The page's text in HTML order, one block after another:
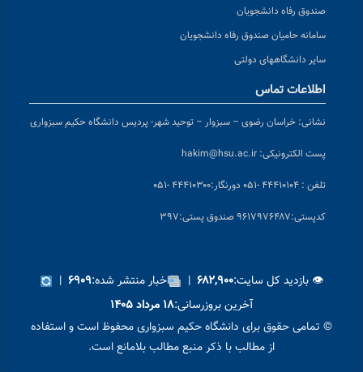
صندوق رفاه دانشجویان
سامانه حامیان صندوق رفاه دانشجویان
سایر دانشگاههای دولتی
اطلاعات تماس
نشانی: خراسان رضوی – سبزوار – توحید شهر- پردیس دانشگاه حکیم سبزواری
پست الکترونیکی: hakim@hsu.ac.ir
تلفن : ۴۴۴۱۰۱۰۴ -۰۵۱ دورنگار:۴۴۴۱۰۳۰۰ -۰۵۱
کدپستی:۹۶۱۷۹۷۶۴۸۷ صندوق پستی:۳۹۷
👁 بازدید کل سایت:۶۸۲,۹۰۰ | اخبار منتشر شده:۶۹۰۹ |
آخرین بروزرسانی:۱۸ مرداد ۱۴۰۵
© تمامی حقوق برای دانشگاه حکیم سبزواری محفوظ است و استفاده
از مطالب با ذکر منبع مطالب بلامانع است.